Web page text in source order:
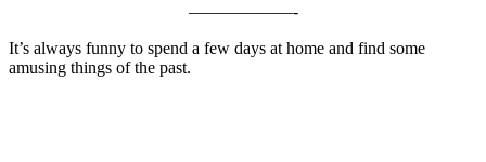
——————-
It’s always funny to spend a few days at home and find some
amusing things of the past.